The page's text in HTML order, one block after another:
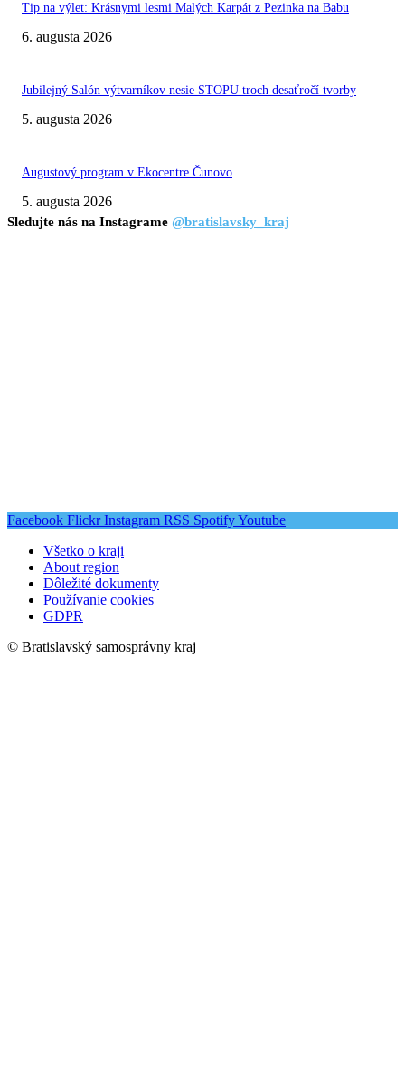
Tip na výlet: Krásnymi lesmi Malých Karpát z Pezinka na Babu
6. augusta 2026
Jubilejný Salón výtvarníkov nesie STOPU troch desaťročí tvorby
5. augusta 2026
Augustový program v Ekocentre Čunovo
5. augusta 2026
Sledujte nás na Instagrame @bratislavsky_kraj
Facebook Flickr Instagram RSS SpotifyYoutube
Všetko o kraji
About region
Dôležité dokumenty
Používanie cookies
GDPR
© Bratislavský samosprávny kraj